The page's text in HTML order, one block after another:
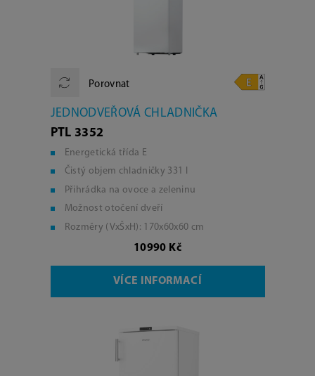
Porovnat
JEDNODVEŘOVÁ CHLADNIČKA
PTL 3352
Energetická třída E
Čistý objem chladničky 331 l
Přihrádka na ovoce a zeleninu
Možnost otočení dveří
Rozměry (VxŠxH): 170x60x60 cm
10990 Kč
VÍCE INFORMACÍ